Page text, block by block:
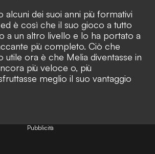
alcuni dei suoi anni più formativi
è così che il suo gioco a tutto
a un altro livello e lo ha portato a
più completo. Ciò che
utile ora è che Melia diventasse in
più veloce o, più
meglio il suo vantaggio
Pubblicità